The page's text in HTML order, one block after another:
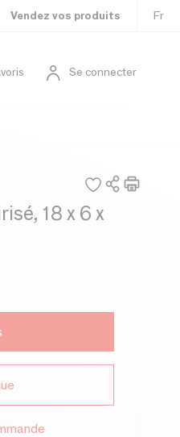
Vendez vos produits Fr
Se connecter
18 x 6 x